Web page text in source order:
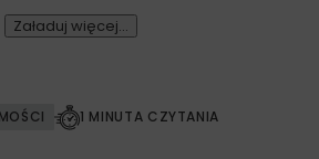
Załaduj więcej...
1 MINUTA CZYTANIA